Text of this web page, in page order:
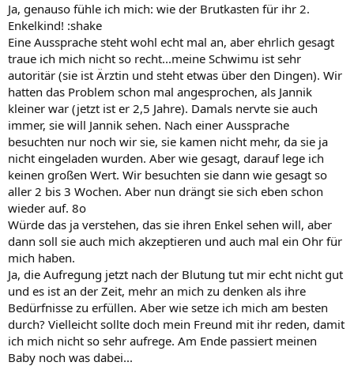
Ja, genauso fühle ich mich: wie der Brutkasten für ihr 2.
Enkelkind! :shake
Eine Aussprache steht wohl echt mal an, aber ehrlich gesagt
traue ich mich nicht so recht...meine Schwimu ist sehr
autoritär (sie ist Ärztin und steht etwas über den Dingen). Wir
hatten das Problem schon mal angesprochen, als Jannik
kleiner war (jetzt ist er 2,5 Jahre). Damals nervte sie auch
immer, sie will Jannik sehen. Nach einer Aussprache
besuchten nur noch wir sie, sie kamen nicht mehr, da sie ja
nicht eingeladen wurden. Aber wie gesagt, darauf lege ich
keinen großen Wert. Wir besuchten sie dann wie gesagt so
aller 2 bis 3 Wochen. Aber nun drängt sie sich eben schon
wieder auf. 8o
Würde das ja verstehen, das sie ihren Enkel sehen will, aber
dann soll sie auch mich akzeptieren und auch mal ein Ohr für
mich haben.
Ja, die Aufregung jetzt nach der Blutung tut mir echt nicht gut
und es ist an der Zeit, mehr an mich zu denken als ihre
Bedürfnisse zu erfüllen. Aber wie setze ich mich am besten
durch? Vielleicht sollte doch mein Freund mit ihr reden, damit
ich mich nicht so sehr aufrege. Am Ende passiert meinen
Baby noch was dabei...